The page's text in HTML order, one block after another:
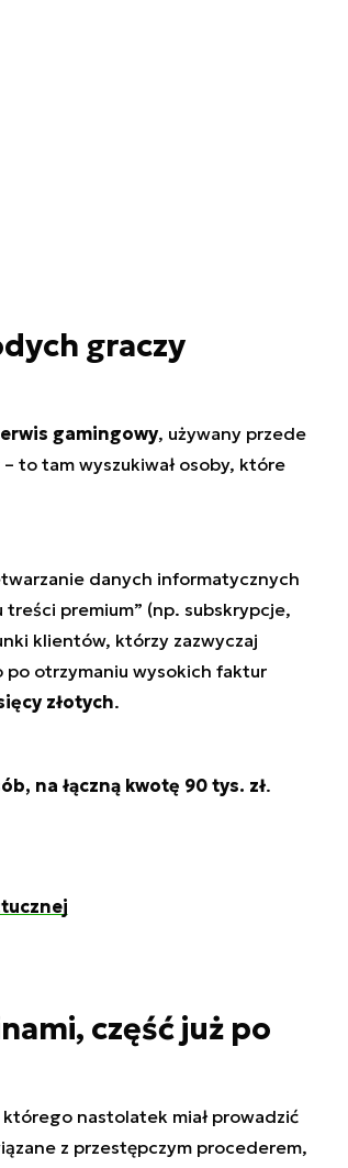
graczy
gamingowy, używany przede
to tam wyszukiwał osoby, które
danych informatycznych
treści premium” (np. subskrypcje,
klientów, którzy zazwyczaj
otrzymaniu wysokich faktur
złotych.
na łączną kwotę 90 tys. zł.
część już po
nastolatek miał prowadzić
z przestępczym procederem,